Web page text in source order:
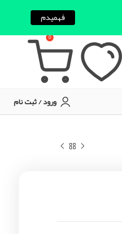
0
ورود / ثبت نام
فهمیدم